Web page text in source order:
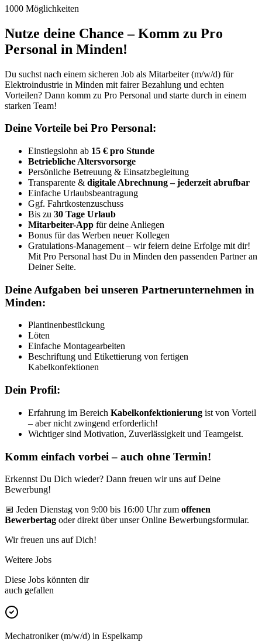
1000 Möglichkeiten
Nutze deine Chance – Komm zu Pro
Personal in Minden!
Du suchst nach einem sicheren Job als Mitarbeiter (m/w/d) für
Elektroindustrie in Minden mit fairer Bezahlung und echten
Vorteilen? Dann komm zu Pro Personal und starte durch in einem
starken Team!
Deine Vorteile bei Pro Personal:
Einstiegslohn ab 15 € pro Stunde
Betriebliche Altersvorsorge
Persönliche Betreuung & Einsatzbegleitung
Transparente & digitale Abrechnung – jederzeit abrufbar
Einfache Urlaubsbeantragung
Ggf. Fahrtkostenzuschuss
Bis zu 30 Tage Urlaub
Mitarbeiter-App für deine Anliegen
Bonus für das Werben neuer Kollegen
Gratulations-Management – wir feiern deine Erfolge mit dir!
Mit Pro Personal hast Du in Minden den passenden Partner an
Deiner Seite.
Deine Aufgaben bei unseren Partnerunternehmen in
Minden:
Plantinenbestückung
Löten
Einfache Montagearbeiten
Beschriftung und Etikettierung von fertigen
Kabelkonfektionen
Dein Profil:
Erfahrung im Bereich Kabelkonfektionierung ist von Vorteil
– aber nicht zwingend erforderlich!
Wichtiger sind Motivation, Zuverlässigkeit und Teamgeist.
Komm einfach vorbei – auch ohne Termin!
Erkennst Du Dich wieder? Dann freuen wir uns auf Deine
Bewerbung!
📅 Jeden Dienstag von 9:00 bis 16:00 Uhr zum offenen
Bewerbertag oder direkt über unser Online Bewerbungsformular.
Wir freuen uns auf Dich!
Weitere Jobs
Diese Jobs könnten dir
auch gefallen
Mechatroniker (m/w/d) in Espelkamp